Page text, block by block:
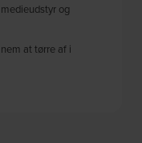
og
at tørre af i